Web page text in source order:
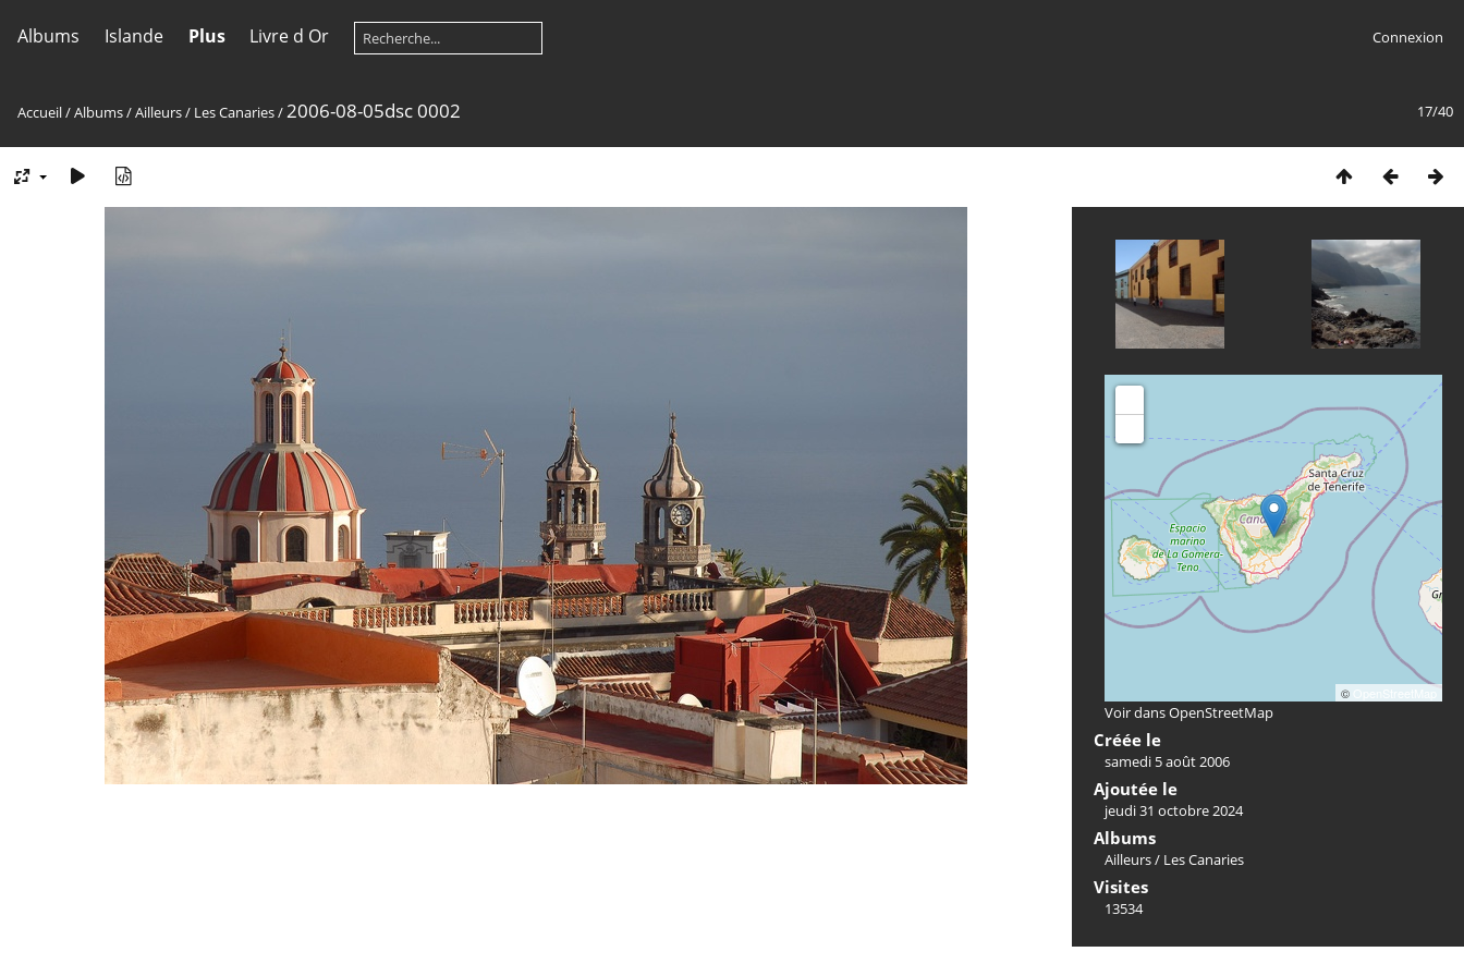
Albums Islande Plus Livre d Or Connexion
17/40
Accueil/Albums/Ailleurs/ Les Canaries/2006-08-05dsc 0002
© OpenStreetMap
Voir dans OpenStreetMap
Créée le
samedi 5 août 2006
Ajoutée le
jeudi 31 octobre 2024
Albums
Ailleurs/ Les Canaries
Visites
13534